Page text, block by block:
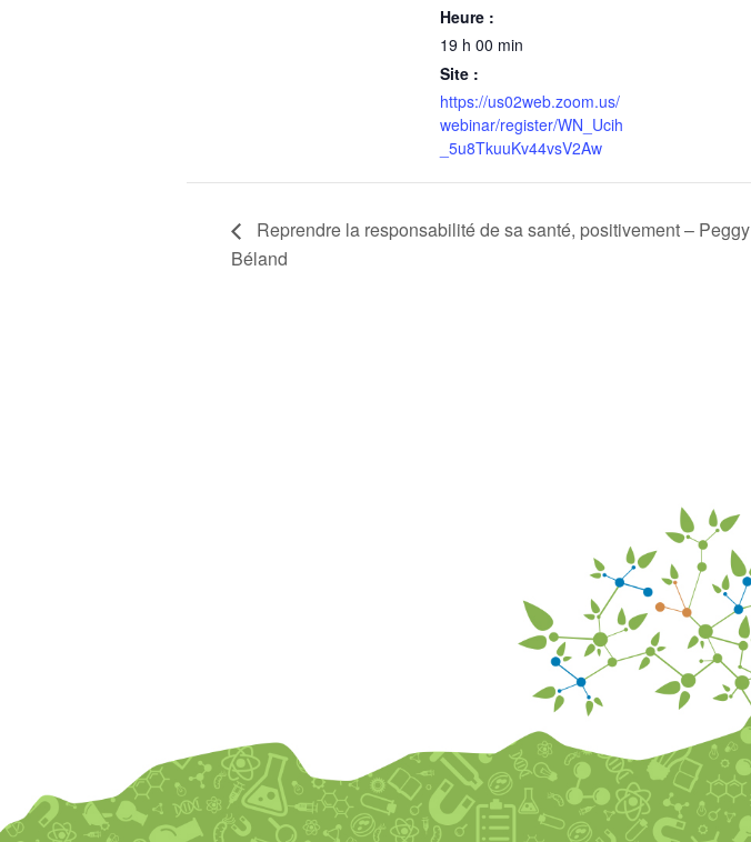
Heure :
19 h 00 min
Site :
https://us02web.zoom.us/
webinar/register/WN_Ucih
_5u8TkuuKv44vsV2Aw
Reprendre la responsabilité de sa santé, positivement – Peggy
Béland